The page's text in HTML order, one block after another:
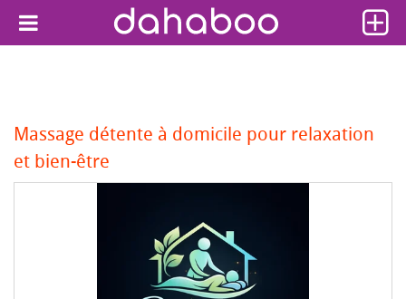
Massage détente à domicile pour relaxation
et bien-être